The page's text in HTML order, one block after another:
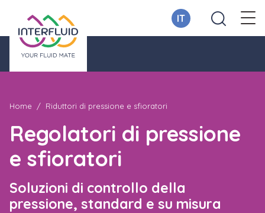
IT
Home Riduttori di pressione e sfioratori
Regolatori di pressione
e sfioratori
Soluzioni di controllo della
pressione, standard e su misura